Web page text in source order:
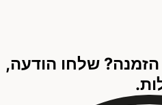
שלחו הודעה,